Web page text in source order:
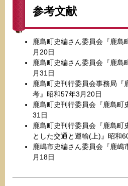
参考文献
鹿島町史編さん委員会『鹿
月20日
鹿島町史編さん委員会『鹿
月31日
鹿島町史刊行委員会事務局『
考』昭和57年3月20日
鹿島町史刊行委員会『鹿島
31日
鹿島町史刊行委員会『鹿島
とした交通と運輸(上)』昭和
鹿嶋市史編さん委員会『鹿
月18日